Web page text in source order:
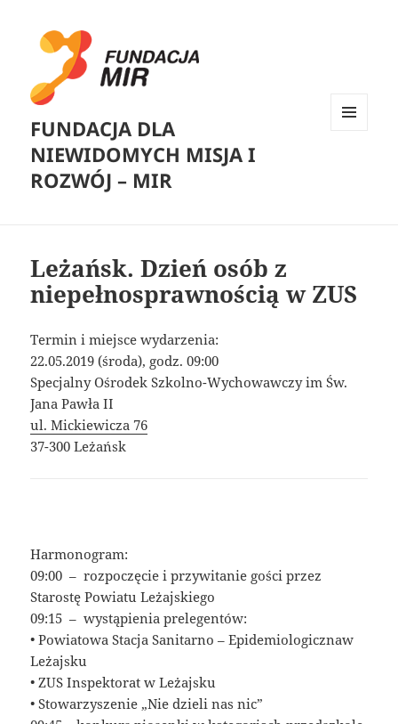
FUNDACJA DLA
NIEWIDOMYCH MISJA I
ROZWÓJ – MIR
Leżańsk. Dzień osób z
niepełnosprawnością w ZUS
Termin i miejsce wydarzenia:
22.05.2019 (środa), godz. 09:00
Specjalny Ośrodek Szkolno-Wychowawczy im Św.
Jana Pawła II
ul. Mickiewicza 76
37-300 Leżańsk
Harmonogram:
09:00 – rozpoczęcie i przywitanie gości przez
Starostę Powiatu Leżajskiego
09:15 – wystąpienia prelegentów:
• Powiatowa Stacja Sanitarno – Epidemiologicznaw
Leżajsku
• ZUS Inspektorat w Leżajsku
• Stowarzyszenie „Nie dzieli nas nic”